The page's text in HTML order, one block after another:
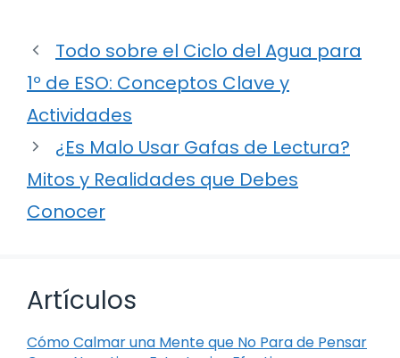
Todo sobre el Ciclo del Agua para
1º de ESO: Conceptos Clave y
Actividades
¿Es Malo Usar Gafas de Lectura?
Mitos y Realidades que Debes
Conocer
Artículos
Cómo Calmar una Mente que No Para de Pensar